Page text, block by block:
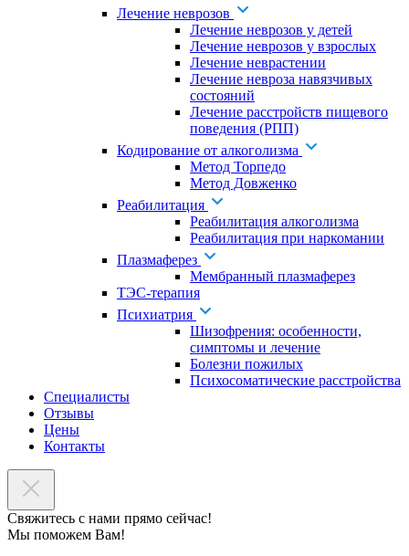
Лечение неврозов
Лечение неврозов у детей
Лечение неврозов у взрослых
Лечение неврастении
Лечение невроза навязчивых
состояний
Лечение расстройств пищевого
поведения (РПП)
Кодирование от алкоголизма
Метод Торпедо
Метод Довженко
Реабилитация
Реабилитация алкоголизма
Реабилитация при наркомании
Плазмаферез
Мембранный плазмаферез
ТЭС-терапия
Психиатрия
Шизофрения: особенности,
симптомы и лечение
Болезни пожилых
Психосоматические расстройства
Специалисты
Отзывы
Цены
Контакты
Свяжитесь с нами прямо сейчас!
Мы поможем Вам!